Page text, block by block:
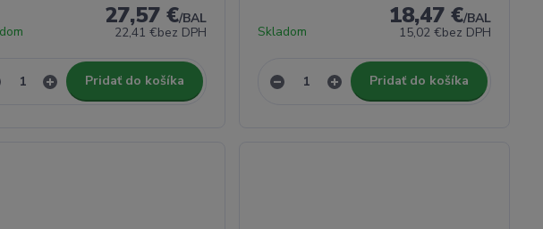
27,57 €/BAL
22,41 €bez DPH
Pridať do košíka
18,47 €/BAL
15,02 €bez DPH
Skladom
Pridať do košíka